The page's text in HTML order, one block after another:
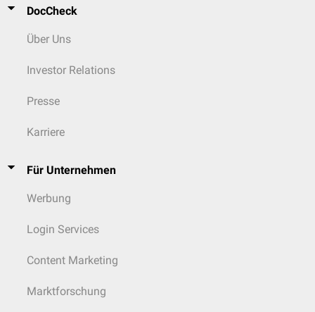
DocCheck
Über Uns
Investor Relations
Presse
Karriere
Für Unternehmen
Werbung
Login Services
Content Marketing
Marktforschung